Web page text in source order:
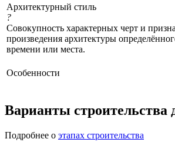
Архитектурный стиль
?
Совокупность характерных черт и
произведения архитектуры
времени или места.
Особенности
Варианты строительства
Подробнее о этапах строительства